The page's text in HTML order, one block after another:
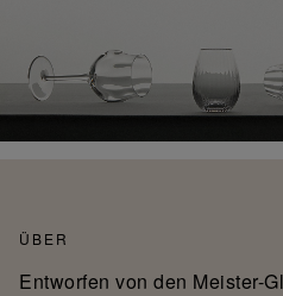
ÜBER
Entworfen von den Meister-